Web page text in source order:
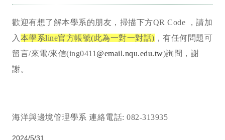
歡迎有想了解本學系的朋友，掃描下方QR Code ，請加
入 本學系line官方帳號(此為一對一對話) ，有任何問題可
留言/來電/來信(ing0411@email.nqu.edu.tw)詢問，謝
謝。
海洋與邊境管理學系 連絡電話: 082-313935
2024/5/31